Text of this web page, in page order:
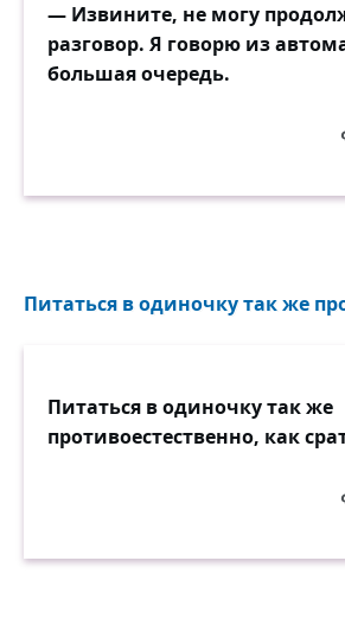
— Извините, не могу
разговор. Я говорю из
большая очередь.
Питаться в одиночку так же
Питаться в одиночку так же
противоестественно, как